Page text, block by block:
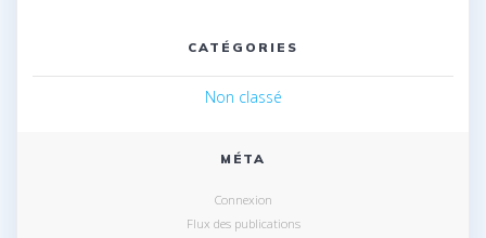
CATÉGORIES
Non classé
MÉTA
Connexion
Flux des publications